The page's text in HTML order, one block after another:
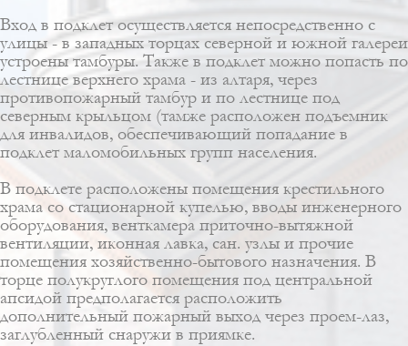
Вход в подклет осуществляется непосредственно с
улицы - в западных торцах северной и южной галереи
устроены тамбуры. Также в подклет можно попасть по
лестнице верхнего храма - из алтаря, через
противопожарный тамбур и по лестнице под
северным крыльцом (тамже расположен подъемник
для инвалидов, обеспечивающий попадание в
подклет маломобильных групп населения.
В подклете расположены помещения крестильного
храма со стационарной купелью, вводы инженерного
оборудования, венткамера приточно-вытяжной
вентиляции, иконная лавка, сан. узлы и прочие
помещения хозяйственно-бытового назначения. В
торце полукруглого помещения под центральной
апсидой предполагается расположить
дополнительный пожарный выход через проем-лаз,
заглубленный снаружи в приямке.